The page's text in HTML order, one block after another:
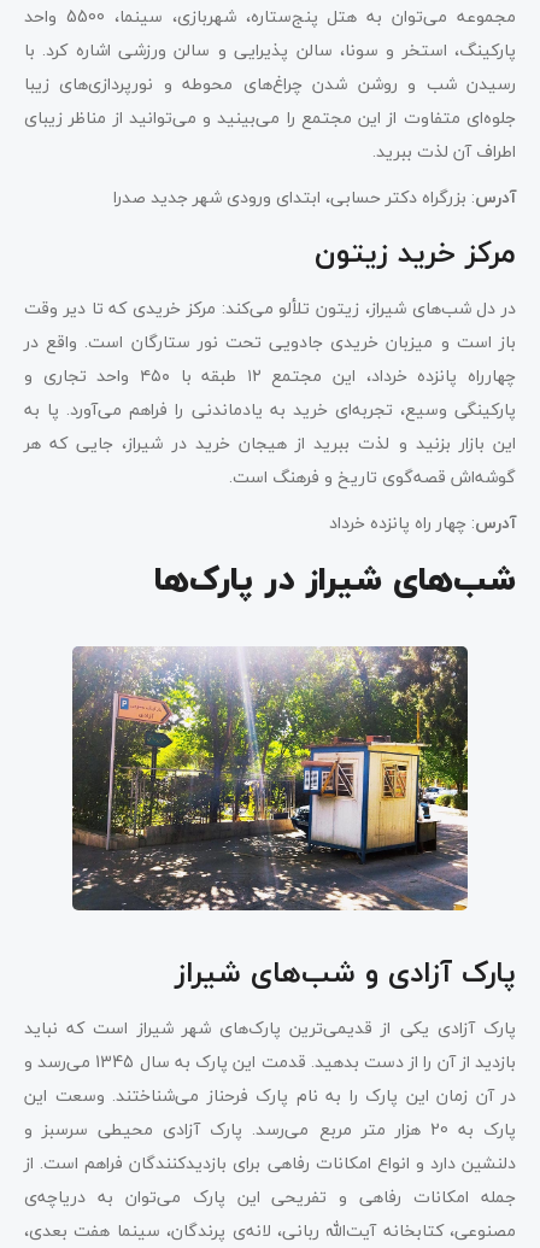
مجموعه می‌توان به هتل پنج‌ستاره، شهربازی، سینما، 5500 واحد
پارکینگ، استخر و سونا، سالن پذیرایی و سالن ورزشی اشاره کرد. با
رسیدن شب و روشن شدن چراغ‌های محوطه و نورپردازی‌های زیبا
جلوه‌ای متفاوت از این مجتمع را می‌بینید و می‌توانید از مناظر زیبای
اطراف آن لذت ببرید.
آدرس: بزرگراه دکتر حسابی، ابتدای ورودی شهر جدید صدرا
مرکز خرید زیتون
در دل شب‌های شیراز، زیتون تلألو می‌کند: مرکز خریدی که تا دیر وقت
باز است و میزبان خریدی جادویی تحت نور ستارگان است. واقع در
چهارراه پانزده خرداد، این مجتمع ۱۲ طبقه با ۴۵۰ واحد تجاری و
پارکینگی وسیع، تجربه‌ای خرید به یادماندنی را فراهم می‌آورد. پا به
این بازار بزنید و لذت ببرید از هیجان خرید در شیراز، جایی که هر
گوشه‌اش قصه‌گوی تاریخ و فرهنگ است.
آدرس: چهار راه پانزده خرداد
شب‌های شیراز در پارک‌ها
پارک آزادی و شب‌های شیراز
پارک آزادی یکی از قدیمی‌ترین پارک‌های شهر شیراز است که نباید
بازدید از آن را از دست بدهید. قدمت این پارک به سال 1345 می‌رسد و
در آن زمان این پارک را به نام پارک فرحناز می‌شناختند. وسعت این
پارک به 20 هزار متر مربع می‌رسد. پارک آزادی محیطی سرسبز و
دلنشین دارد و انواع امکانات رفاهی برای بازدیدکنندگان فراهم است. از
جمله امکانات رفاهی و تفریحی این پارک می‌توان به دریاچه‌ی
مصنوعی، کتابخانه آیت‌الله ربانی، لانه‌ی پرندگان، سینما هفت‌ بعدی،